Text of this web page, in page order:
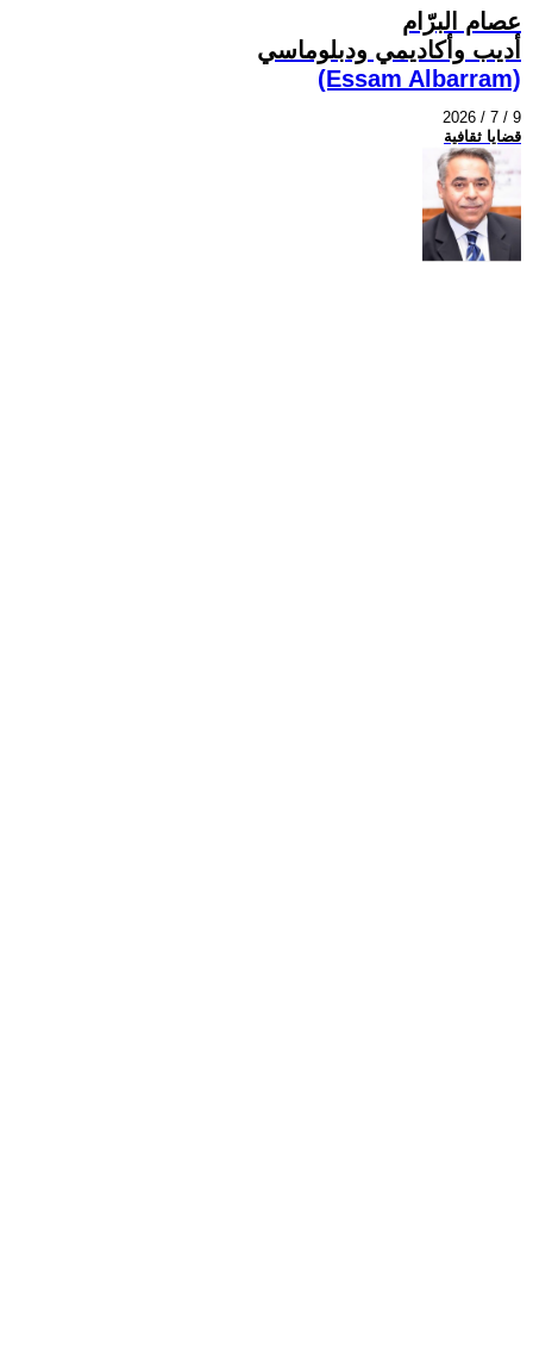
عصام البرّام
أديب وأكاديمي ودبلوماسي
(Essam Albarram)
2026 / 7 / 9
قضايا ثقافية